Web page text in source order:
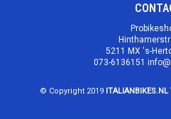
5211 MX 's-
073-6136151
© Copyright 2019 ITALIANBIKES.NL